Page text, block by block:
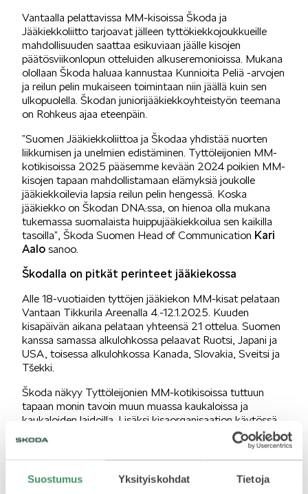
Suostumus Yksityiskohdat Tietoja
MEIDÄN ŠKODAMME
VASTUULLISUUS
ŠKODA 130 VUOTTA
Vantaalla pelattavissa MM-kisoissa Škoda ja
Jääkiekkoliitto tarjoavat jälleen tyttökiekkojoukkueille
mahdollisuuden saattaa esikuviaan jäälle kisojen
päätösviikonlopun otteluiden alkuseremonioissa. Mukana
olollaan Škoda haluaa kannustaa Kunnioita Peliä -arvojen
ja reilun pelin mukaiseen toimintaan niin jäällä kuin sen
ulkopuolella. Škodan juniorijääkiekkoyhteistyön teemana
on Rohkeus ajaa eteenpäin.
”Suomen Jääkiekkoliittoa ja Škodaa yhdistää nuorten
liikkumisen ja unelmien edistäminen. Tyttöleijonien MM-
kotikisoissa 2025 pääsemme kevään 2024 poikien MM-
kisojen tapaan mahdollistamaan elämyksiä joukolle
jääkiekkoilevia lapsia reilun pelin hengessä. Koska
jääkiekko on Škodan DNA:ssa, on hienoa olla mukana
tukemassa suomalaista huippujääkiekkoilua sen kaikilla
tasoilla”, Škoda Suomen Head of Communication Kari
Aalo sanoo.
Škodalla on pitkät perinteet jääkiekossa
Alle 18-vuotiaiden tyttöjen jääkiekon MM-kisat pelataan
Vantaan Tikkurila Areenalla 4.-12.1.2025. Kuuden
kisapäivän aikana pelataan yhteensä 21 ottelua. Suomen
kanssa samassa alkulohkossa pelaavat Ruotsi, Japani ja
USA, toisessa alkulohkossa Kanada, Slovakia, Sveitsi ja
Tšekki.
Škoda näkyy Tyttöleijonien MM-kotikisoissa tuttuun
tapaan monin tavoin muun muassa kaukaloissa ja
kaukaloiden laidoilla. Lisäksi kisaorganisaation käytössä
on kisavärein teipattuja sähköä hyödyntäviä Škoda-
autoja.
Jääkiekon MM-kisoilla ja Škodalla on yli 30 vuotta
yhtäjaksoisesti kestänyt yhteistyökumppanuus. Tämän